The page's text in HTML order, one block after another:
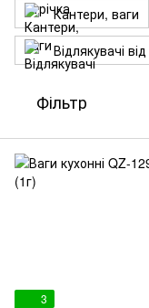
Кантери, ваги
Відлякувачі
Фільтр
3